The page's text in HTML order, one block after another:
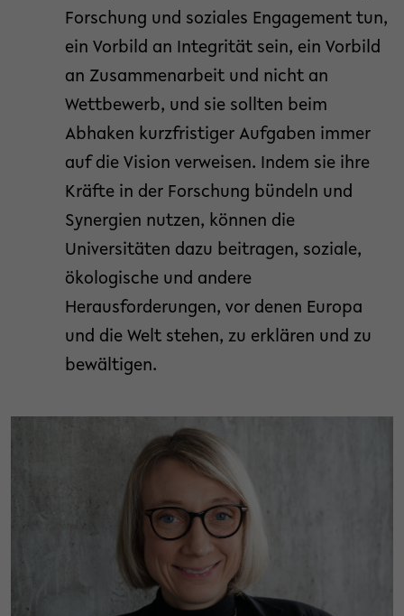
Forschung und soziales Engagement tun,
ein Vorbild an Integrität sein, ein Vorbild
an Zusammenarbeit und nicht an
Wettbewerb, und sie sollten beim
Abhaken kurzfristiger Aufgaben immer
auf die Vision verweisen. Indem sie ihre
Kräfte in der Forschung bündeln und
Synergien nutzen, können die
Universitäten dazu beitragen, soziale,
ökologische und andere
Herausforderungen, vor denen Europa
und die Welt stehen, zu erklären und zu
bewältigen.